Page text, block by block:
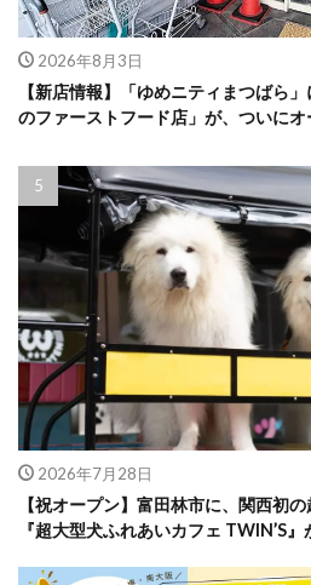
2026年8月3日
【新店情報】「ゆめニティまつばら
のファーストフード店」が、ついに
2026年7月28日
【祝オープン】富田林市に、関西初
『超大型犬ふれあいカフェ TWIN’S』